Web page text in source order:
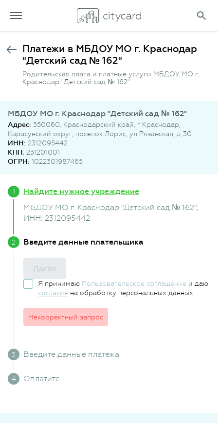
Платежи в МБДОУ МО г. Краснодар
"Детский сад № 162"
Родительская плата и платные услуги МБДОУ МО г.
Краснодар "Детский сад № 162"
МБДОУ МО г. Краснодар "Детский сад № 162"
Адрес: 350060, Краснодарский край, г Краснодар,
Карасунский округ, поселок Лорис, ул Рязанская, д 30
ИНН: 2312095442
КПП: 231201001
ОГРН: 1022301987465
Найдите нужное учреждение
МБДОУ МО г. Краснодар "Детский сад № 162",
ИНН: 2312095442
Введите данные плательщика
Далее
Я принимаю Пользовательское соглашение и даю
согласие на обработку персональных данных
Некорректный запрос
Введите данные платежа
Оплатите